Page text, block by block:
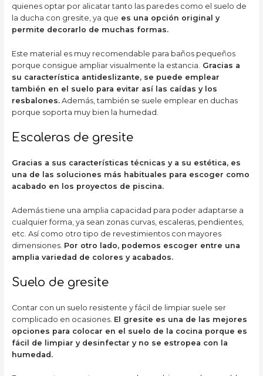
quienes optar por alicatar tanto las paredes como el suelo de
la ducha con gresite, ya que es una opción original y
permite decorarlo de muchas formas.
Este material es muy recomendable para baños pequeños
porque consigue ampliar visualmente la estancia. Gracias a
su característica antideslizante, se puede emplear
también en el suelo para evitar así las caídas y los
resbalones.Además, también se suele emplear en duchas
porque soporta muy bien la humedad.
Escaleras de gresite
Gracias a sus características técnicas y a su estética, es
una de las soluciones más habituales para escoger como
acabado en los proyectos de piscina.
Además tiene una amplia capacidad para poder adaptarse a
cualquier forma, ya sean zonas curvas, escaleras, pendientes,
etc. Así como otro tipo de revestimientos con mayores
dimensiones. Por otro lado, podemos escoger entre una
amplia variedad de colores y acabados.
Suelo de gresite
Contar con un suelo resistente y fácil de limpiar suele ser
complicado en ocasiones. El gresite es una de las mejores
opciones para colocar en el suelo de la cocina porque es
fácil de limpiar y desinfectar y no se estropea con la
humedad.